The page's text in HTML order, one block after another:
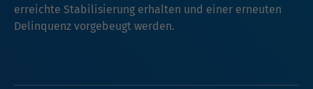
erreichte Stabilisierung erhalten und einer erneuten
Delinquenz vorgebeugt werden.